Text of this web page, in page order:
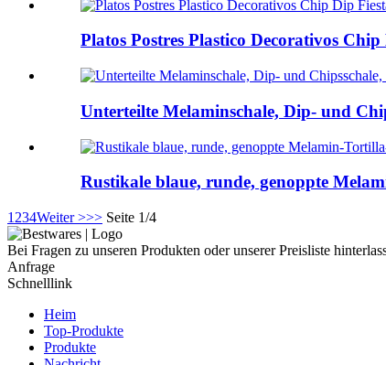
Platos Postres Plastico Decorativos
Unterteilte Melaminschale, Dip- und
Rustikale blaue, runde, genoppte
1 234Weiter >>> Seite 1/4
Bei Fragen zu unseren Produkten oder unserer Preisliste
Anfrage
Schnelllink
Heim
Top-Produkte
Produkte